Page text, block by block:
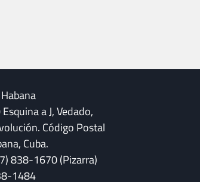
a J, Vedado,
Código Postal
Cuba.
838-1670 (Pizarra)
1484